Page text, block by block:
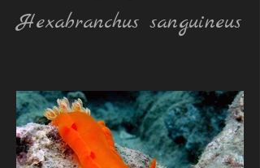
Hexabranchus sanguineus